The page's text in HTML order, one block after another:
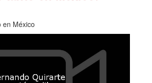
en México